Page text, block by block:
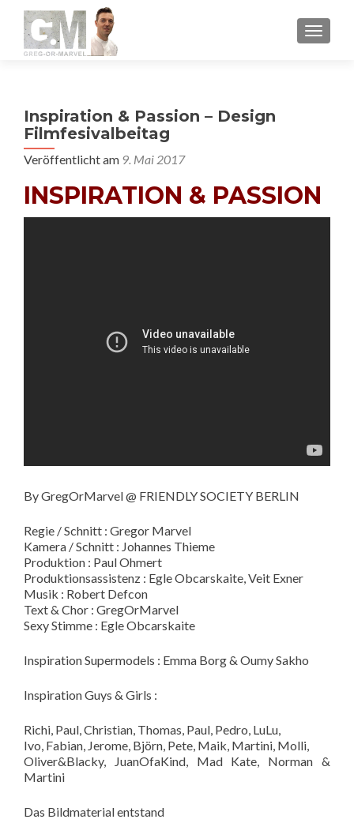
MENU
Inspiration & Passion – Design
Filmfesivalbeitag
Veröffentlicht am 9. Mai 2017
INSPIRATION & PASSION
By GregOrMarvel @ FRIENDLY SOCIETY BERLIN
Regie / Schnitt : Gregor Marvel
Kamera / Schnitt : Johannes Thieme
Produktion : Paul Ohmert
Produktionsassistenz : Egle Obcarskaite, Veit Exner
Musik : Robert Defcon
Text & Chor : GregOrMarvel
Sexy Stimme : Egle Obcarskaite
Inspiration Supermodels : Emma Borg & Oumy Sakho
Inspiration Guys & Girls :
Richi, Paul, Christian, Thomas, Paul, Pedro, LuLu,
Ivo, Fabian, Jerome, Björn, Pete, Maik, Martini, Molli,
Oliver&Blacky, JuanOfaKind, Mad Kate, Norman &
Martini
Das Bildmaterial entstand